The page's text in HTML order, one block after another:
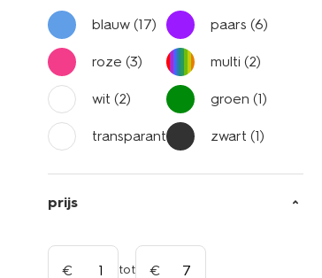
blauw (17) paars(6)
roze (3) multi(2)
wit (2) groen(1)
transparant zwart(1)
prijs
tot